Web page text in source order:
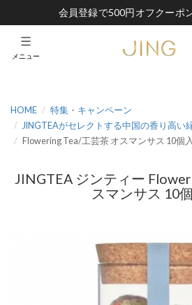
会員登録で500円オフクーポ
メニュー
HOME
特集・キャンペーン
JINGTEAがセレクトする中国の香り高い
Flowering Tea/工芸茶 オスマンサス 10個
JINGTEA ジンティー
スマンサス 10